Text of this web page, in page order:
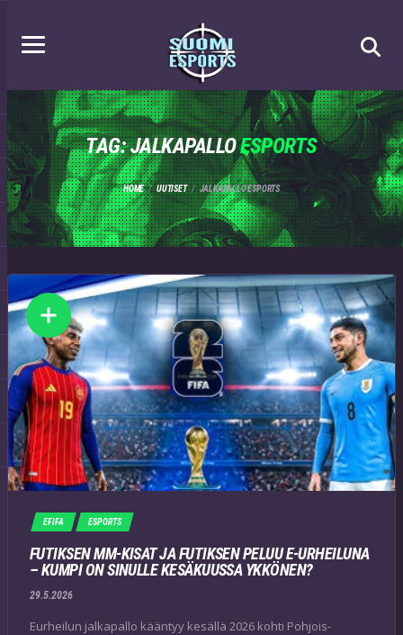
TAG: JALKAPALLOESPORTS
HOME UUTISET JALKAPALLO ESPORTS
EFIFA ESPORTS
FUTIKSEN MM-KISAT JA FUTIKSEN PELUU E-URHEILUNA
– KUMPI ON SINULLE KESÄKUUSSA YKKÖNEN?
29.5.2026
Eurheilun jalkapallo kääntyy kesällä 2026 kohti Pohjois-